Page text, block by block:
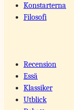
Konstarterna
Filosofi
Recension
Essä
Klassiker
Utblick